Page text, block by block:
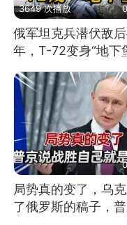
3649 次播放
俄军坦克兵潜伏敌
年，T-72变身“地下
局势真的变了，乌
了俄罗斯的稿子，普